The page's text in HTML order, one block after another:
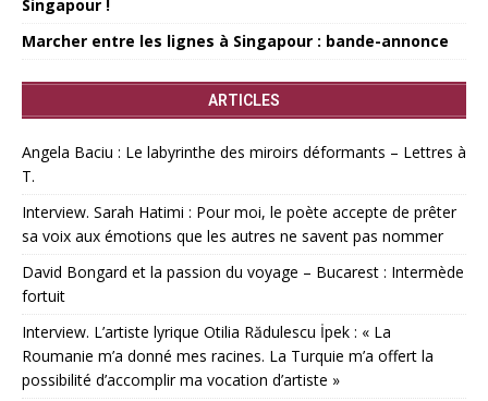
Singapour !
Marcher entre les lignes à Singapour : bande-annonce
ARTICLES
Angela Baciu : Le labyrinthe des miroirs déformants – Lettres à
T.
Interview. Sarah Hatimi : Pour moi, le poète accepte de prêter
sa voix aux émotions que les autres ne savent pas nommer
David Bongard et la passion du voyage – Bucarest : Intermède
fortuit
Interview. L’artiste lyrique Otilia Rădulescu İpek : « La
Roumanie m’a donné mes racines. La Turquie m’a offert la
possibilité d’accomplir ma vocation d’artiste »